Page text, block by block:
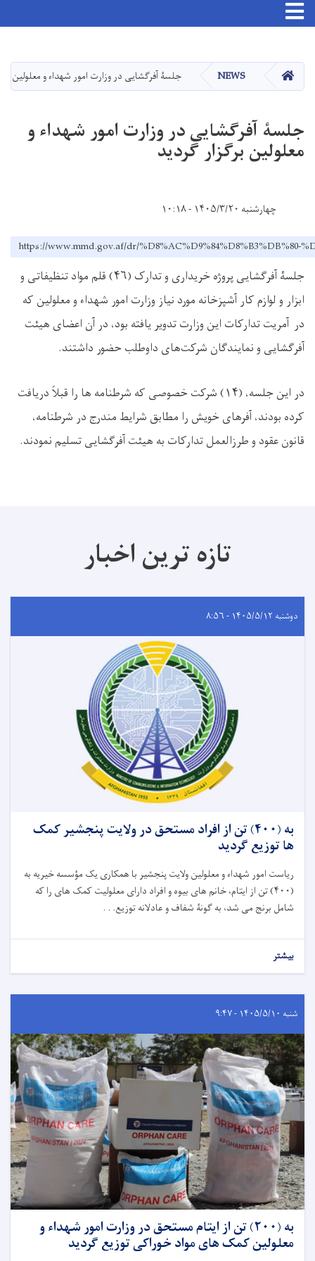
main
content
Toggle navigation
صفحه اصلیNEWS جلسۀ آفرگشایی در وزارت امور شهداء و معلولین
جلسۀ آفرگشایی در وزارت امور شهداء و
معلولین برگزار گردید
چهارشنبه ۱۴۰۵/۳/۲۰ - ۱۰:۱۸
https://www.mmd.gov.af/dr/%D8%AC%D9%84%D8%B3%DB%80-
جلسۀ آفرگشایی پروژه خریداری و تدارک (۴۶) قلم مواد تنظیفاتی و
ابزار و لوازم کار آشپزخانه مورد نیاز وزارت امور شهداء و معلولین که
در آمریت تدارکات این وزارت تدویر یافته بود، در آن اعضای هیئت
آفرگشایی و نمایندگان شرکت‌های داوطلب حضور داشتند.
در این جلسه، (۱۴) شرکت خصوصی که شرطنامه ها را قبلاً دریافت
کرده بودند، آفرهای خویش را مطابق شرایط مندرج در شرطنامه،
قانون عقود و طرزالعمل تدارکات به هیئت آفرگشایی تسلیم نمودند.
تازه ترین اخبار
دوشنبه ۱۴۰۵/۵/۱۲ - ۸:۵۶
به (۴۰۰) تن از افراد مستحق در ولایت پنجشیر کمک
ها توزیع گردید
ریاست امور شهداء و معلولین ولایت پنجشیر با همکاری یک مؤسسه خیریه به
(۴۰۰) تن از ایتام، خانم های بیوه و افراد دارای معلولیت کمک های را که
شامل برنج می شد، به گونۀ شفاف و عادلانه توزیع. . .
بیشتر
شنبه ۱۴۰۵/۵/۱۰ - ۹:۴۷
به (۲۰۰) تن از ایتام مستحق در وزارت امور شهداء و
معلولین کمک های مواد خوراکی توزیع گردید